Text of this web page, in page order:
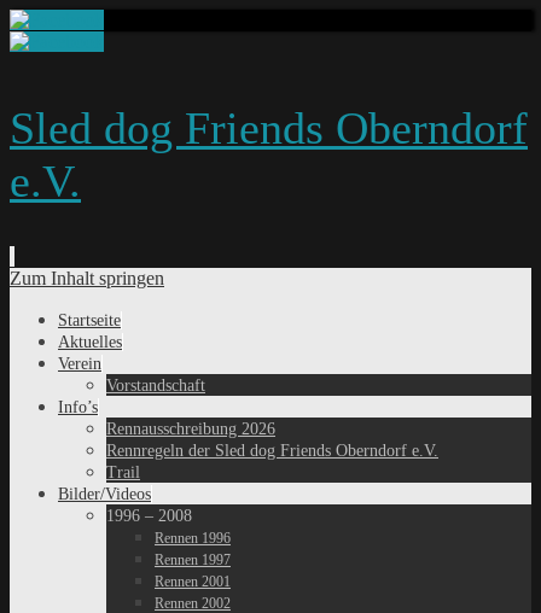
Sled dog Friends Oberndorf
e.V.
Zum Inhalt springen
Startseite
Aktuelles
Verein
Vorstandschaft
Info’s
Rennausschreibung 2026
Rennregeln der Sled dog Friends Oberndorf e.V.
Trail
Bilder/Videos
1996 – 2008
Rennen 1996
Rennen 1997
Rennen 2001
Rennen 2002